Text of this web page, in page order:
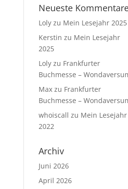
Neueste
Loly zu Mein Lesejahr 2025
Kerstin zu Mein Lesejahr
2025
Loly zu Frankfurter
Buchmesse –
Max zu Frankfurter
Buchmesse –
whoiscall zu Mein Lesejahr
2022
Archiv
Juni 2026
April 2026